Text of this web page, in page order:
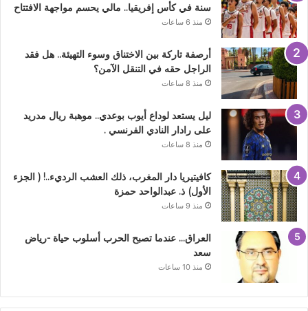
سنة في كأس إفريقيا.. مالي يحسم مواجهة الافتتاح
منذ 6 ساعات
أرصفة تاركة بين الاختناق وسوء التهيئة.. هل فقد
الراجل حقه في التنقل الآمن؟
منذ 8 ساعات
ليل يستعد لوداع أيوب بوعدي.. موهبة ريال مدريد
على رادار النادي الفرنسي .
منذ 8 ساعات
كافيتيريا دار المغرب، ذلك العشب الرديء..! ( الجزء
الأول) ذ. عبدالواحد حمزة
منذ 9 ساعات
العراق… عندما تصبح الحرب أسلوب حياة -رياض
سعد
منذ 10 ساعات